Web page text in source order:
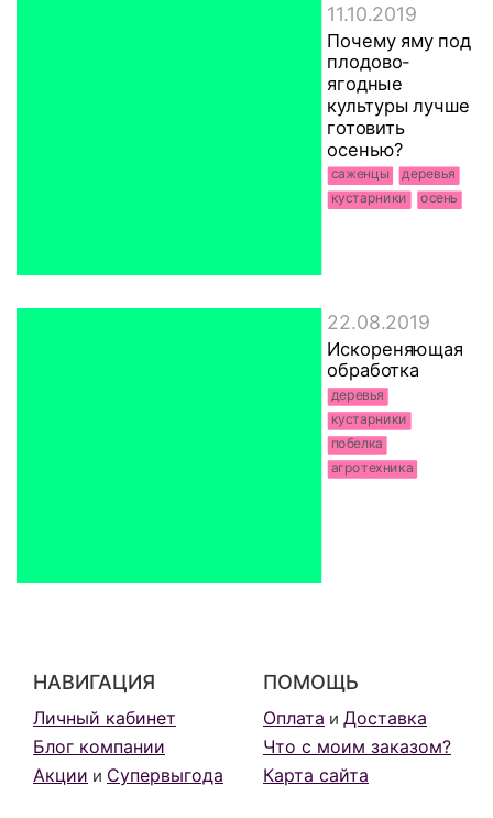
11.10.2019
Почему яму под
плодово-
ягодные
культуры лучше
готовить
осенью?
саженцы
деревья
кустарники
осень
22.08.2019
Искореняющая
обработка
деревья
кустарники
побелка
агротехника
НАВИГАЦИЯ
Личный кабинет
Блог компании
Акции и Супервыгода
ПОМОЩЬ
Оплата и Доставка
Что с моим заказом?
Карта сайта